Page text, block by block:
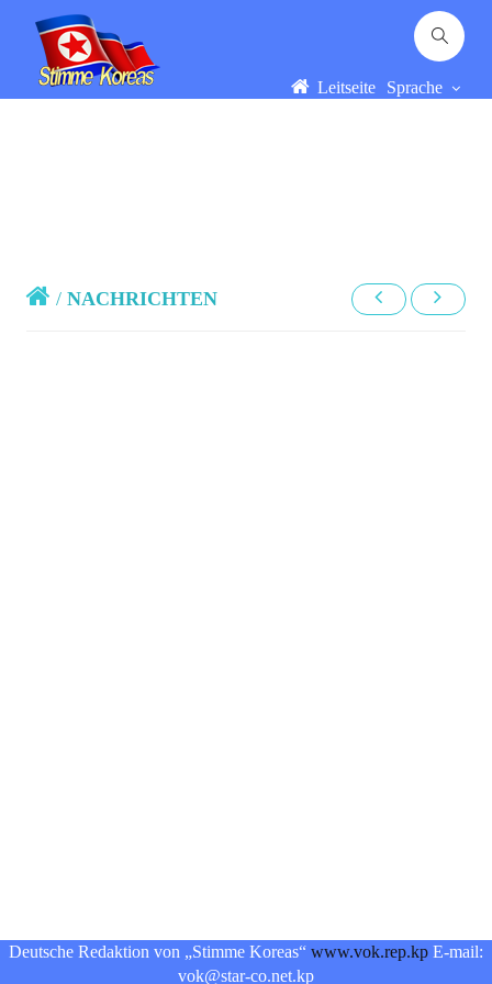
Leitseite Sprache
/NACHRICHTEN
Deutsche Redaktion von „Stimme Koreas“ www.vok.rep.kp E-mail:
vok@star-co.net.kp